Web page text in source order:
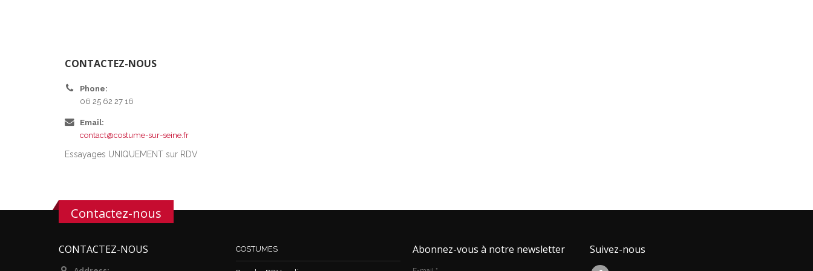
CONTACTEZ-NOUS
Phone:
06 25 62 27 16
Email:
contact@costume-sur-seine.fr
Essayages UNIQUEMENT sur RDV
Contactez-nous
CONTACTEZ-NOUS COSTUMES Abonnez-vous à notre newsletter Suivez-nous